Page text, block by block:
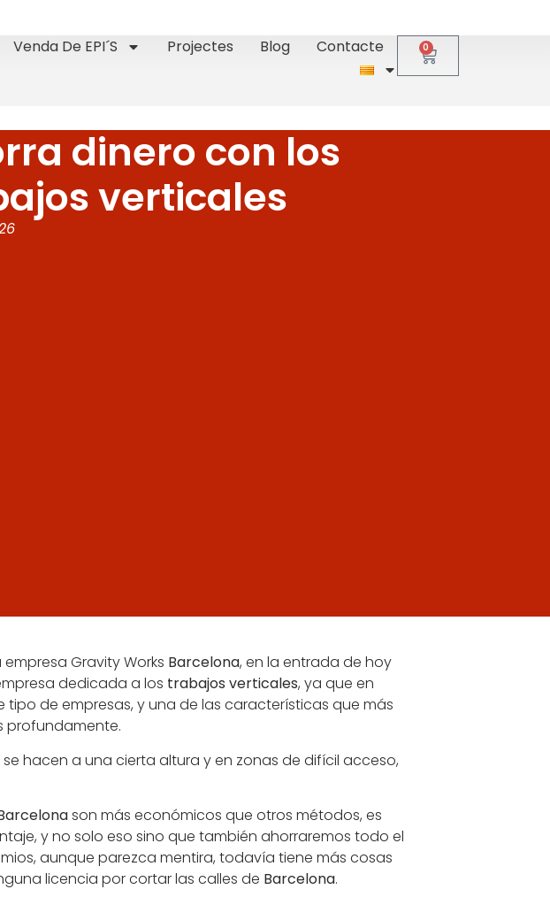
Venda De EPI´s Projectes Blog Contacte 0
dinero con los
verticales
empresa Gravity Works Barcelona, en la entrada de hoy
dedicada a los trabajos verticales, ya que en
de empresas, y una de las características que más
profundamente.
hacen a una cierta altura y en zonas de difícil acceso,
son más económicos que otros métodos, es
y no solo eso sino que también ahorraremos todo el
aunque parezca mentira, todavía tiene más cosas
licencia por cortar las calles de Barcelona.